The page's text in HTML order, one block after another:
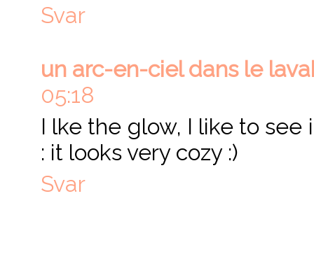
Svar
un arc-en-ciel dans le
05:18
I lke the glow, I like to
: it looks very cozy :)
Svar